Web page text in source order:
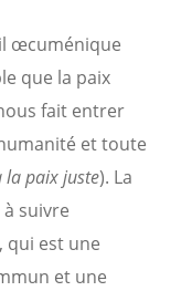
œcuménique
que la paix
fait entrer
et toute
paix juste). La
suivre
qui est une
et une